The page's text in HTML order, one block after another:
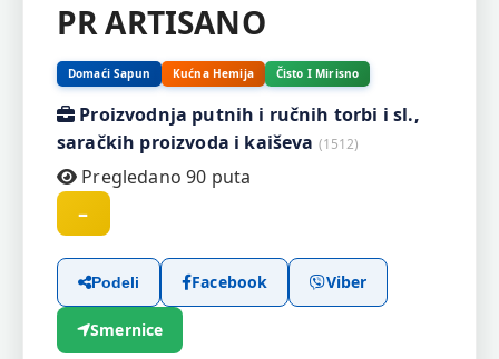
PR ARTISANO
Domaći Sapun Kućna Hemija Čisto I Mirisno
Proizvodnja putnih i ručnih torbi i sl.,
saračkih proizvoda i kaiševa (1512)
Pregledano 90 puta
–
Podeli Facebook Viber
Smernice